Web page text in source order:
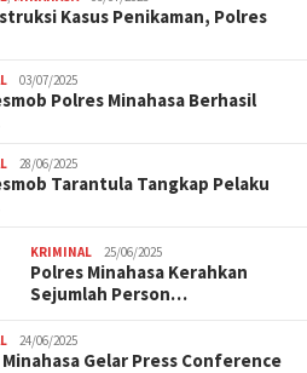
Kasus Penikaman, Polres
03/07/2025
Polres Minahasa Berhasil
28/06/2025
Tarantula Tangkap Pelaku
KRIMINAL 25/06/2025
Polres Minahasa Kerahkan
Sejumlah Person…
24/06/2025
Gelar Press Conference